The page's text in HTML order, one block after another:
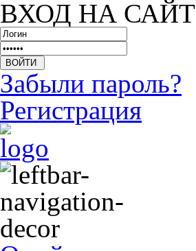
ВХОД НА САЙТ
Забыли пароль?
Регистрация